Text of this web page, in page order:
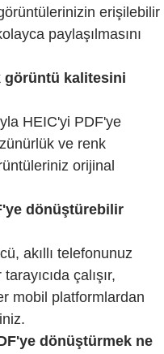
erişilebilir
paylaşılmasını
görüntü kalitesini
HEIC'yi PDF'ye
ve renk
orijinal
dönüştürebilir
akıllı telefonunuz
çalışır,
mobil platformlardan
dönüştürmek ne